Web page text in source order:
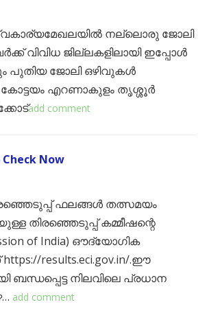
നല്ലൊരു ജോലി
വിവിധ ജില്ലകളിലായി ഇപ്പോൾ
പുതിയ ജോലി ഒഴിവുകൾ
​എറണാകുളം ​തൃശ്ശൂർ
add comment
Check Now
ഫലങ്ങൾ തത്സമയം
തിരഞ്ഞെടുപ്പ് കമ്മീഷന്റെ
of India) ഔദ്യോഗിക
results.eci.gov.in/.​ഈ
നിലവിലെ പ്രധാന
add comment